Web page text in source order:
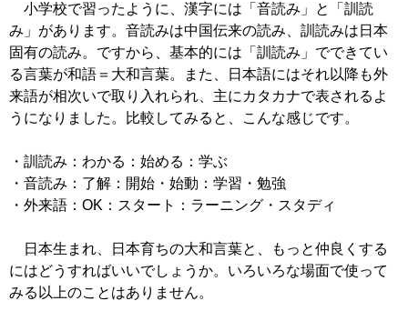
小学校で習ったように、漢字には「音読み」と「訓読
み」があります。音読みは中国伝来の読み、訓読みは日本
固有の読み。ですから、基本的には「訓読み」でできてい
る言葉が和語＝大和言葉。また、日本語にはそれ以降も外
来語が相次いで取り入れられ、主にカタカナで表されるよ
うになりました。比較してみると、こんな感じです。
・訓読み：わかる：始める：学ぶ
・音読み：了解：開始・始動：学習・勉強
・外来語：OK：スタート：ラーニング・スタディ
日本生まれ、日本育ちの大和言葉と、もっと仲良くする
にはどうすればいいでしょうか。いろいろな場面で使って
みる以上のことはありません。